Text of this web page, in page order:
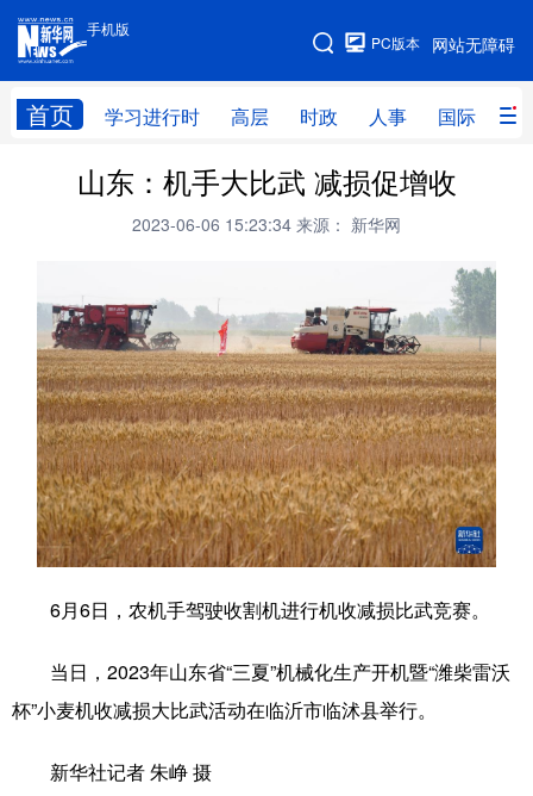
手机版
网站无障碍
PC版本
首页 学习进行时 高层 时政 人事 国际 财
手机版
网站地图
学习进行时 高层 时政 人事
财经 网评
教育
科技 科创 量子 体育
文化 书画 健康 军事
访谈 视频 图片 政务
法律 中央文件 金融 汽车
食品 人居 信息化 数字经济
彩票 娱乐 时尚 悦读
文化产业
山东：机手大比武 减损促增收
2023-06-06 15:23:34 来源： 新华网
6月6日，农机手驾驶收割机进行机收减损比武竞赛。
当日，2023年山东省“三夏”机械化生产开机暨“潍柴雷沃
杯”小麦机收减损大比武活动在临沂市临沭县举行。
新华社记者 朱峥 摄